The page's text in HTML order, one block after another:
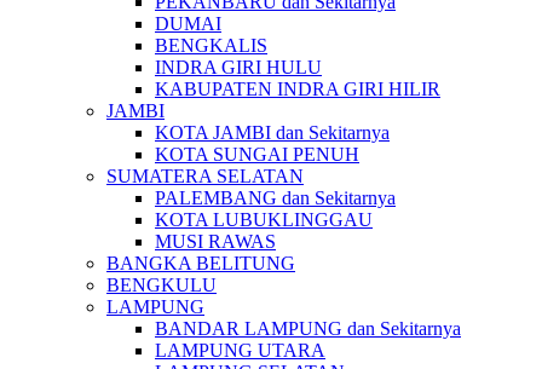
DUMAI
BENGKALIS
INDRA GIRI HULU
KABUPATEN INDRA GIRI HILIR
JAMBI
KOTA JAMBI dan Sekitarnya
KOTA SUNGAI PENUH
SUMATERA SELATAN
PALEMBANG dan Sekitarnya
KOTA LUBUKLINGGAU
MUSI RAWAS
BANGKA BELITUNG
BENGKULU
LAMPUNG
BANDAR LAMPUNG dan Sekitarnya
LAMPUNG UTARA